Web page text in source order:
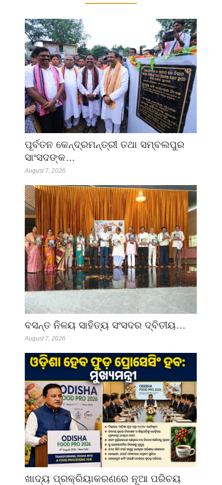
ପୂର୍ବତନ କେନ୍ଦ୍ରମନ୍ତ୍ରୀ ତଥା ସମ୍ବଲପୁର
ସାଂସଦଙ୍କ…
August 7, 2026
ବସନ୍ତ ନିଳୟ ସାହିତ୍ୟ ସଂସଦର ଦ୍ବିତୀୟ…
August 7, 2026
ଖାଦ୍ୟ ପ୍ରକ୍ରିୟାକରଣରେ ନୂଆ ପରିଚୟ